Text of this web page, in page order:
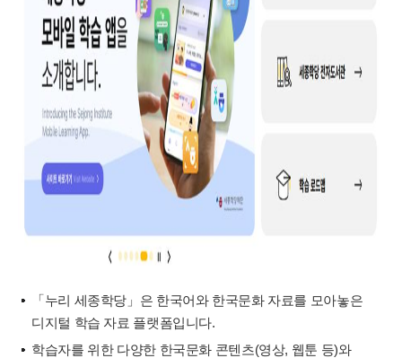
「누리 세종학당」은 한국어와 한국문화 자료를 모아놓은
디지털 학습 자료 플랫폼입니다.
학습자를 위한 다양한 한국문화 콘텐츠(영상, 웹툰 등)와